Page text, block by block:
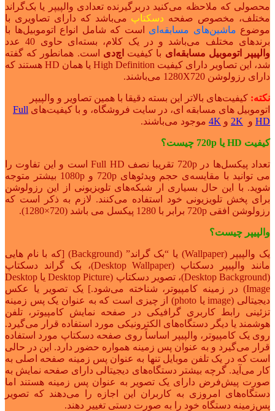
محصولی که ملاحظه می‌کنید دربرگیرنده تعدادی والپیپر یا بک‌گراند
مختلف، مخصوص صفحه دسکتاپ می‌باشد که دارای تصاویری با
موضوع ماشین‌های مسابقه‌ای
است که شامل انواع اتوموبیل‌ها با
برندهای مختلف می‌باشد و در یک کلام، بسته‌ای حاوی 40 عدد
والپیپر اتوموبیل مسابقه‌ای با کیفیت اچ‌دی است. همانطور که گفته
شد، این تصاویر دارای کیفیت High Definition یا همان
HD هستند که
دارای رزولوشن 1280X720 می‌باشند.
نکته: کیفیت‌های بالاتر این بسته دقیقا با همین تصاویر و والپیپر
اتوموبیل های مسابقه ای، در سایت فروشگاه، و با کیفیت‌های Full
HD و 2K و 4K موجود می‌باشند.
کیفیت HD یا 720p چیست؟
تعداد پیکسل‌ها در 720p تقریبا نصف Full HD است و این تفاوت را
می توانید با مقایسه‌ی حجم ویدئوهای 720p و 1080p بیشتر متوجه
شوید. با این حال بسیاری ار شبکه‌های تلویزیونی از این رزولوشن
برای پخش تلویزیونی خود استفاده می‌کنند. لازم به ذکر است که
رزولوشن افقی 720p برابر با 1280 پیکسل می باشد (720×1280).
والپیپر چیست؟
یک والپیپر (Wallpaper) یا “بک گراند” (Background) [که با نام هایی
مانند والپیپر دسکتاپ (Desktop Wallpaper)، بک گراند دسکتاپ
(Desktop Background)، تصویر دسکتاپ (Desktop Picture یا Desktop
Image) در زمینه کامپیوتر، شناخته می‌شود.] یک تصویر یا عکس
دیجیتالی (image یا photo) از چیزی است که به عنوان یک پس زمینه
تزئینی رابط کاربری گرافیکی در صفحه نمایش کامپیوتر، تلفن
هوشمند یا دیگر دستگاه‌های الکترونیکی مورد استفاده قرار می‌گیرد.
روی یک کامپیوتر، والپیپر اساساً روی صفحه دسکتاپ مورد استفاده
قرار می‌گیرد و به عنوان پس زمینه همواره حضور دارد. این در حالی
است که در یک تلفن موبایل تنها به عنوان پس زمینه صفحه اصلی به
کار می‌آید. گرچه بیشتر دستگاه‌های دیجیتالی دارای صفحه نمایش به
صورت پیش‌فرض دارای یک تصویر به عنوان پس زمینه هستند اما
دستگاه‌های امروزی به کاربران این اجازه را می‌دهند که تصویر
پس‌زمینه دستگاه خود را به صورت دستی تغییر دهند.